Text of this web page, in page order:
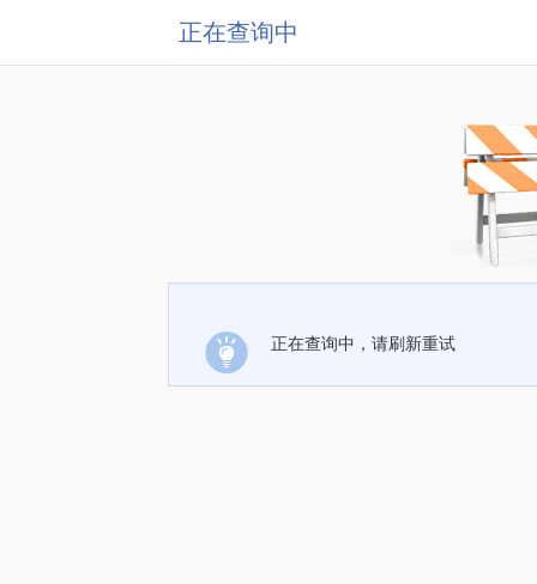
正在查询中
正在查询中，请刷新重试